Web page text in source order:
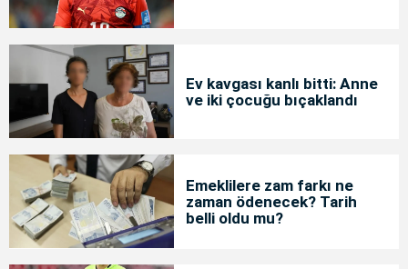
Ev kavgası kanlı bitti: Anne
ve iki çocuğu bıçaklandı
Emeklilere zam farkı ne
zaman ödenecek? Tarih
belli oldu mu?